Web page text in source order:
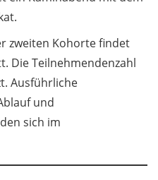
zweiten Kohorte findet
Die Teilnehmendenzahl
Ausführliche
und
sich im